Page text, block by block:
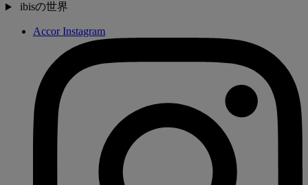
ibisの世界
Accor Instagram